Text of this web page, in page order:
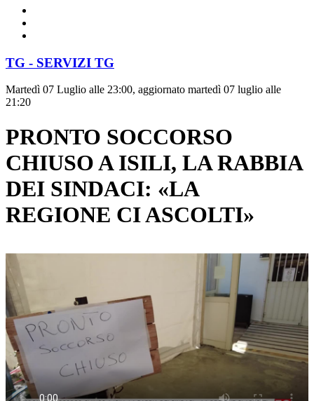
TG - SERVIZI TG
Martedì 07 Luglio alle 23:00, aggiornato martedì 07 luglio alle
21:20
PRONTO SOCCORSO
CHIUSO A ISILI, LA RABBIA
DEI SINDACI: «LA
REGIONE CI ASCOLTI»